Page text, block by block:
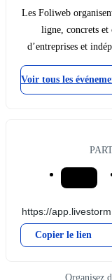
Les Foliweb
ligne, concrets
d’entreprises et
Voir tous les
Copier le lien
Organisez